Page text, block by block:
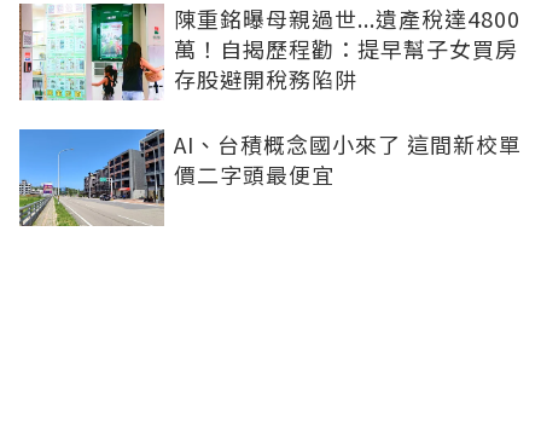
陳重銘曝母親過世...遺產稅達4800
萬！自揭歷程勸：提早幫子女買房
存股避開稅務陷阱
AI、台積概念國小來了 這間新校單
價二字頭最便宜